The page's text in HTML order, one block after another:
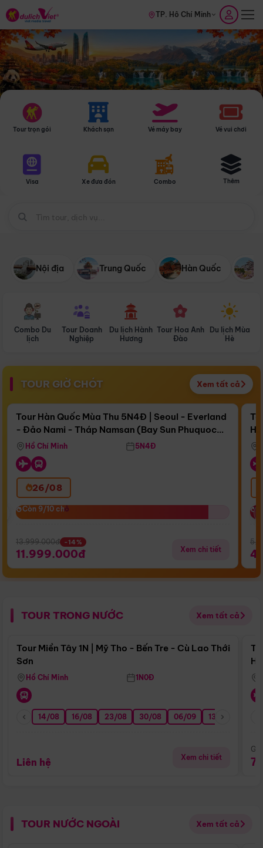
TP. Hồ Chí Minh
Tour trọn gói Khách sạn Vé máy bay Vé vui chơi
Visa Xe đưa đón Combo Thêm
Nội địa Trung Quốc Hàn Quốc
Combo Du
lịch
Tour Doanh
Nghiệp
Du lịch Hành
Hương
Tour Hoa Anh
Đào
Du lịch Mùa
Hè
TOUR GIỜ CHÓT Xem tất cả
Còn17 ngày 12:53:48
Bay Sun Phuquoc Airways
Điểm nổi bật
Tour Hàn Quốc Mùa Thu 5N4Đ | Seoul - Everland
- Đảo Nami - Tháp Namsan (Bay Sun Phuquoc
Airways)
Hồ Chí Minh 5N4Đ
26/08
Còn 9/10 chỗ
Còn 9/10 chỗ
13.999.000đ -14%
11.999.000đ Xem chi tiết
TOUR TRONG NƯỚC Xem tất cả
Điểm nổi bật
Tour Miền Tây 1N | Mỹ Tho - Bến Tre - Cù Lao Thới
Sơn
Hồ Chí Minh 1N0Đ
14/08 16/08 23/08 30/08 06/09 13/09
Liên hệ Xem chi tiết
TOUR NƯỚC NGOÀI Xem tất cả
Điểm nổi bật